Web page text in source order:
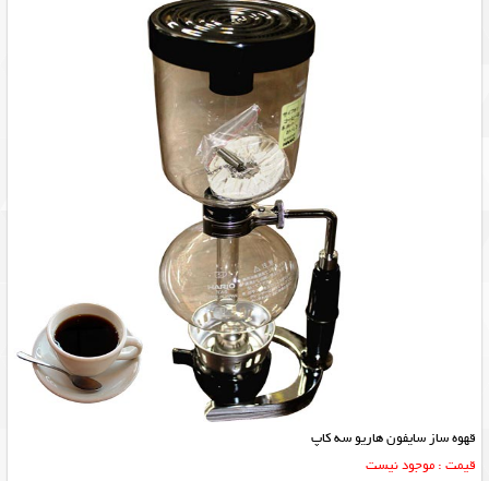
قهوه ساز سایفون هاریو سه کاپ
قیمت : موجود نیست